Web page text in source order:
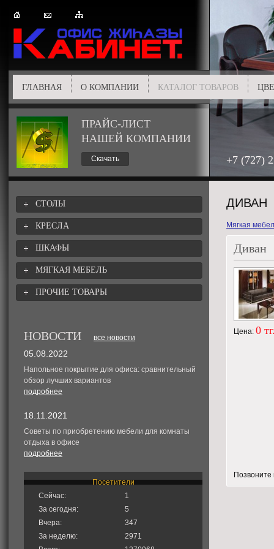
ГЛАВНАЯ О КОМПАНИИ КАТАЛОГ ТОВАРОВ
ПРАЙС-ЛИСТ
НАШЕЙ КОМПАНИИ
Скачать +7 (727)
ДИВАН
Мягкая
Диван
Цена: 0
СТОЛЫ
КРЕСЛА
ШКАФЫ
МЯГКАЯ МЕБЕЛЬ
ПРОЧИЕ ТОВАРЫ
НОВОСТИ все новости
05.08.2022
Напольное покрытие для офиса: сравнительный
обзор лучших вариантов
подробнее
18.11.2021
Советы по приобретению мебели для комнаты
отдыха в офисе
подробнее
Посетители
Сейчас:
1
За сегодня:
5
Вчера:
347
За неделю:
2971